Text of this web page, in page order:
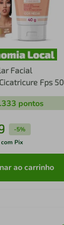
Facial
Fps 50
pontos
-5%
Pix
ao carrinho